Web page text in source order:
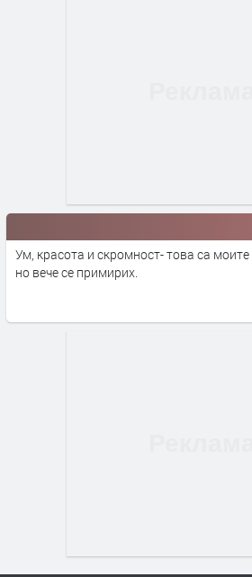
Ум, красота и скромност- това са
но вече се примирих.